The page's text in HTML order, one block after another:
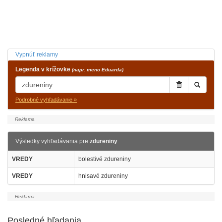
Vypnúť reklamy
Legenda v krížovke (napr. meno Eduarda)
Podrobné vyhľadávanie »
Výsledky vyhľadávania pre zdureniny
VREDY bolestivé zdureniny
VREDY hnisavé zdureniny